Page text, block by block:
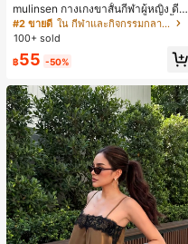
mulinsen กางเกงขาสั้นกีฬาผู้หญิง ดีไซ
น์ปลายเปิด เอวยืดหยุ่น กางเกงขาสั้น
ลำลองกีฬาฤดูร้อน ความยาว 3/4
#2 ขายดี
ใน กีฬาและกิจกรรมกลางแจ้ง
100+ sold
฿55 -50%